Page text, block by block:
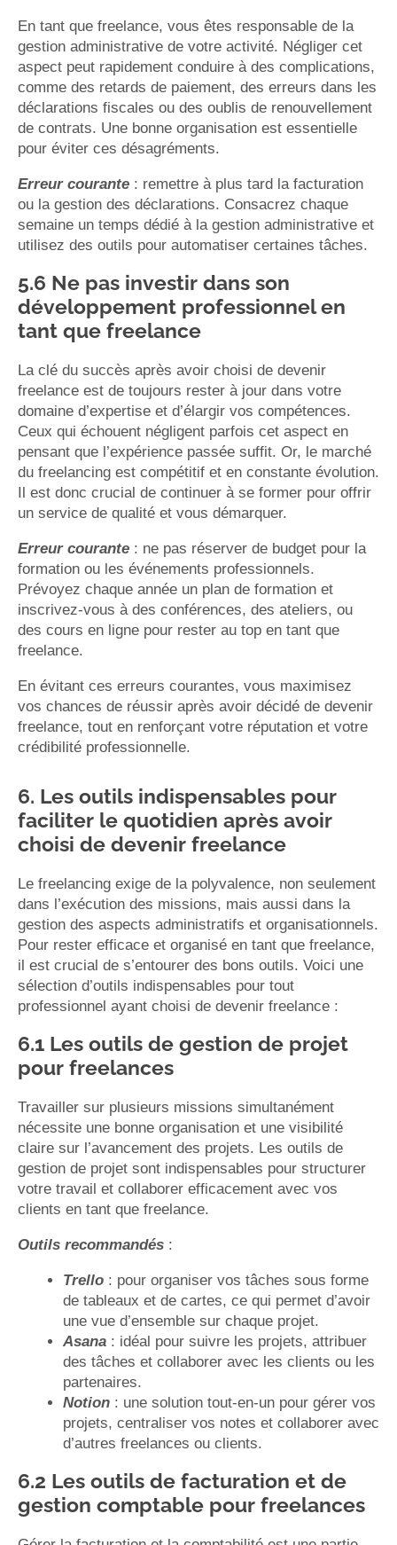
En tant que freelance, vous êtes responsable de la
gestion administrative de votre activité. Négliger cet
aspect peut rapidement conduire à des complications,
comme des retards de paiement, des erreurs dans les
déclarations fiscales ou des oublis de renouvellement
de contrats. Une bonne organisation est essentielle
pour éviter ces désagréments.
Erreur courante : remettre à plus tard la facturation
ou la gestion des déclarations. Consacrez chaque
semaine un temps dédié à la gestion administrative et
utilisez des outils pour automatiser certaines tâches.
5.6 Ne pas investir dans son
développement professionnel en
tant que freelance
La clé du succès après avoir choisi de devenir
freelance est de toujours rester à jour dans votre
domaine d’expertise et d’élargir vos compétences.
Ceux qui échouent négligent parfois cet aspect en
pensant que l’expérience passée suffit. Or, le marché
du freelancing est compétitif et en constante évolution.
Il est donc crucial de continuer à se former pour offrir
un service de qualité et vous démarquer.
Erreur courante : ne pas réserver de budget pour la
formation ou les événements professionnels.
Prévoyez chaque année un plan de formation et
inscrivez-vous à des conférences, des ateliers, ou
des cours en ligne pour rester au top en tant que
freelance.
En évitant ces erreurs courantes, vous maximisez
vos chances de réussir après avoir décidé de devenir
freelance, tout en renforçant votre réputation et votre
crédibilité professionnelle.
6. Les outils indispensables pour
faciliter le quotidien après avoir
choisi de devenir freelance
Le freelancing exige de la polyvalence, non seulement
dans l’exécution des missions, mais aussi dans la
gestion des aspects administratifs et organisationnels.
Pour rester efficace et organisé en tant que freelance,
il est crucial de s’entourer des bons outils. Voici une
sélection d’outils indispensables pour tout
professionnel ayant choisi de devenir freelance :
6.1 Les outils de gestion de projet
pour freelances
Travailler sur plusieurs missions simultanément
nécessite une bonne organisation et une visibilité
claire sur l’avancement des projets. Les outils de
gestion de projet sont indispensables pour structurer
votre travail et collaborer efficacement avec vos
clients en tant que freelance.
Outils recommandés :
Trello : pour organiser vos tâches sous forme
de tableaux et de cartes, ce qui permet d’avoir
une vue d’ensemble sur chaque projet.
Asana : idéal pour suivre les projets, attribuer
des tâches et collaborer avec les clients ou les
partenaires.
Notion : une solution tout-en-un pour gérer vos
projets, centraliser vos notes et collaborer avec
d’autres freelances ou clients.
6.2 Les outils de facturation et de
gestion comptable pour freelances